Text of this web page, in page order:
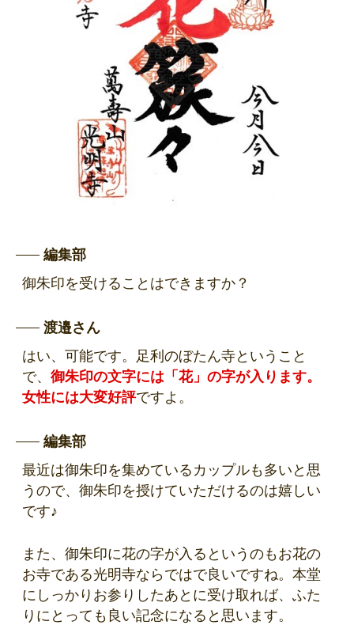
編集部
御朱印を受けることはできますか？
渡邉さん
はい、可能です。足利のぼたん寺ということ
で、 御朱印の文字には「花」の字が入ります。
女性には大変好評ですよ。
編集部
最近は御朱印を集めているカップルも多いと思
うので、御朱印を授けていただけるのは嬉しい
です♪
また、御朱印に花の字が入るというのもお花の
お寺である光明寺ならではで良いですね。本堂
にしっかりお参りしたあとに受け取れば、ふた
りにとっても良い記念になると思います。